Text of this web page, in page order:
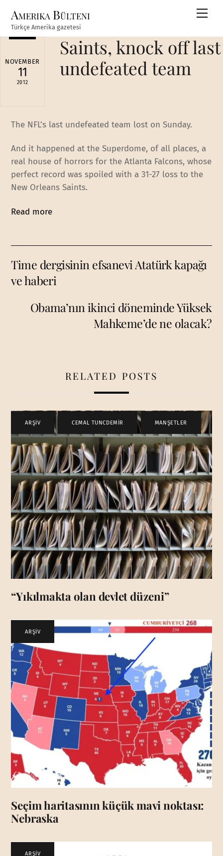
content
Amerika Bülteni
Türkçe Amerika gazetesi
NOVEMBER
11
2012
Saints, knock off last
undefeated team
The NFL’s last undefeated team lost on Sunday.
And it happened at the Superdome, of all places, a
real house of horrors for the Atlanta Falcons, whose
perfect record was spoiled with a 31-27 loss to the
New Orleans Saints.
Read more
Time dergisinin efsanevi Atatürk kapağı
ve haberi
Obama’nın ikinci döneminde Yüksek
Mahkeme’de ne olacak?
RELATED POSTS
ARŞİV CEMAL TUNCDEMİR , MANŞETLER
“Yıkılmakta olan devlet düzeni”
ARŞİV
Seçim haritasının küçük mavi noktası:
Nebraska
ARŞİV